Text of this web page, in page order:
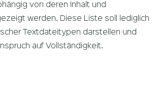
von deren Inhalt und
werden. Diese Liste soll lediglich
Textdateitypen darstellen und
auf Vollständigkeit.